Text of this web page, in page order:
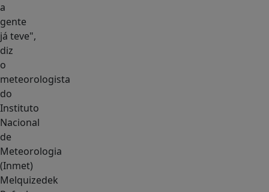
a
gente
já teve",
diz
o
meteorologista
do
Instituto
Nacional
de
Meteorologia
(Inmet)
Melquizedek